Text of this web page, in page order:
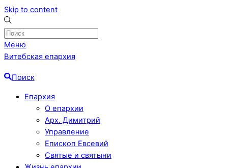
Skip to content
Меню
Витебская епархия
Поиск
Епархия
О епархии
Арх. Димитрий
Управление
Епископ Евсевий
Святые и святыни